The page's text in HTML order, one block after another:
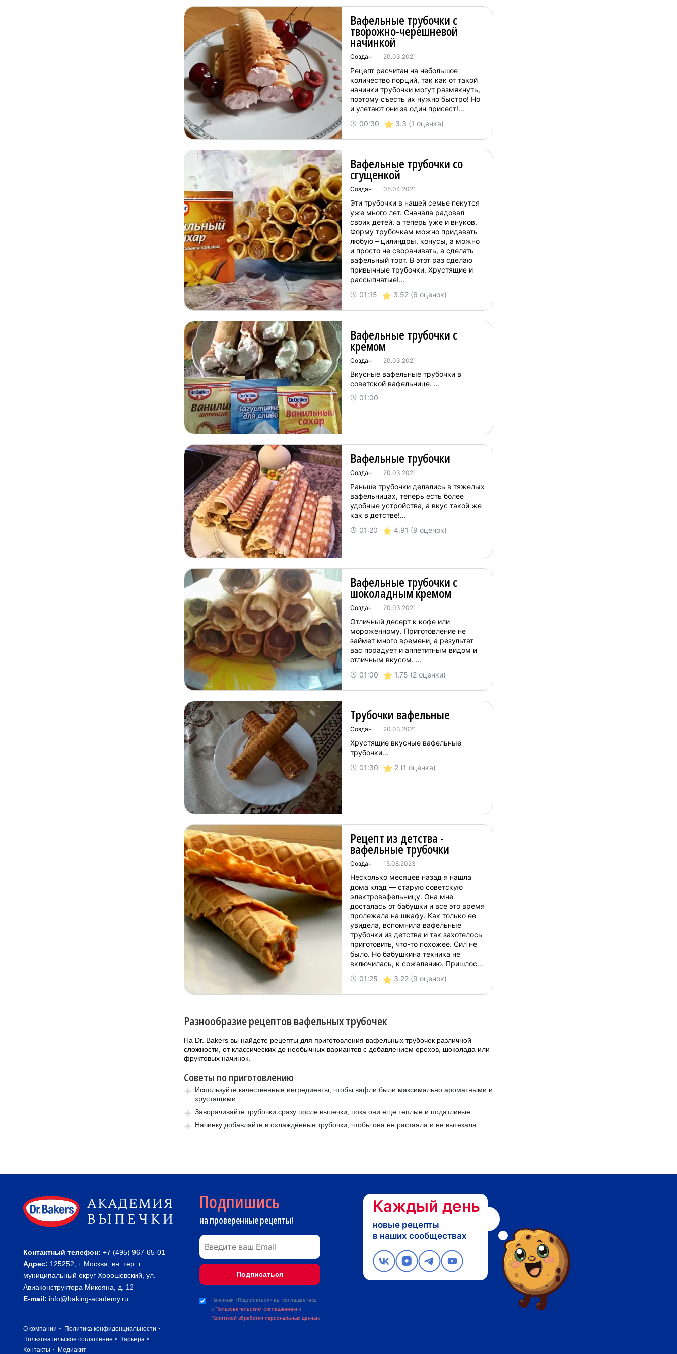
Вафельные трубочки с
творожно-черешневой
начинкой
Создан 20.03.2021
00:30 3.3 (1 оценка)
Рецепт расчитан на небольшое
количество порций, так как от такой
начинки трубочки могут размякнуть,
поэтому съесть их нужно быстро! Но
и улетают они за один присест!...
Вафельные трубочки со
сгущенкой
Создан 05.04.2021
01:15 3.52 (6 оценок)
Эти трубочки в нашей семье пекутся
уже много лет. Сначала радовал
своих детей, а теперь уже и внуков.
Форму трубочкам можно придавать
любую – цилиндры, конусы, а можно
и просто не сворачивать, а сделать
вафельный торт. В этот раз сделаю
привычные трубочки. Хрустящие и
рассыпчатые!...
Вафельные трубочки с
кремом
Создан 20.03.2021
01:00
Вкусные вафельные трубочки в
советской вафельнице. ...
Вафельные трубочки
Создан 20.03.2021
01:20 4.91 (9 оценок)
Раньше трубочки делались в тяжелых
вафельницах, теперь есть более
удобные устройства, а вкус такой же
как в детстве!...
Вафельные трубочки с
шоколадным кремом
Создан 20.03.2021
01:00 1.75 (2 оценки)
Отличный десерт к кофе или
мороженному. Приготовление не
займет много времени, а результат
вас порадует и аппетитным видом и
отличным вкусом. ...
Трубочки вафельные
Создан 20.03.2021
01:30 2 (1 оценка)
Хрустящие вкусные вафельные
трубочки...
Рецепт из детства -
вафельные трубочки
Создан 15.08.2023
01:25 3.22 (9 оценок)
Несколько месяцев назад я нашла
дома клад — старую советскую
электровафельницу. Она мне
досталась от бабушки и все это время
пролежала на шкафу. Как только ее
увидела, вспомнила вафельные
трубочки из детства и так захотелось
приготовить, что-то похожее. Сил не
было. Но бабушкина техника не
включилась, к сожалению. Пришлось
Семья оторвали с руками, даже
Разнообразие рецептов вафельных трубочек
На Dr. Bakers вы найдете рецепты для приготовления вафельных трубочек различной
сложности, от классических до необычных вариантов с добавлением орехов, шоколада или
фруктовых начинок.
Советы по приготовлению
Используйте качественные ингредиенты, чтобы вафли были максимально ароматными и
хрустящими.
Заворачивайте трубочки сразу после выпечки, пока они еще теплые и податливые.
Начинку добавляйте в охлаждённые трубочки, чтобы она не растаяла и не вытекала.
Контактный телефон: +7 (495) 967-65-01
Адрес: 125252, г. Москва, вн. тер. г.
муниципальный округ Хорошевский, ул.
Авиаконструктора Микояна, д. 12
E-mail: info@baking-academy.ru
О компании
Политика конфиденциальности
Пользовательское соглашение
Карьера
Контакты
Медиакит
Подпишись
на проверенные рецепты!
Нажимая «Подписаться» вы соглашаетесь
сПользовательским соглашением и
Политикой обработки персональных данных
Каждый день
новые рецепты
в наших сообществах